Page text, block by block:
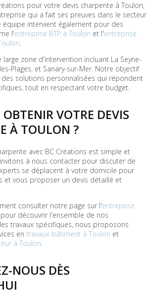
pour votre devis charpente à Toulon,
qui a fait ses preuves dans le secteur
intervient également pour des
l'entreprise BTP à Toulon et l'entreprise
.
large zone d'intervention incluant La Seyne-
Plages, et Sanary-sur-Mer. Notre objectif
solutions personnalisées qui répondent
tout en respectant votre budget.
VOTRE DEVIS
À TOULON ?
avec BC Créations est simple et
à nous contacter pour discuter de
se déplacent à votre domicile pour
et vous proposer un devis détaillé et
consulter notre page sur l'entreprise
pour découvrir l'ensemble de nos
travaux spécifiques, nous proposons
en travaux bâtiment à Toulon et
à Toulon.
NOUS DÈS